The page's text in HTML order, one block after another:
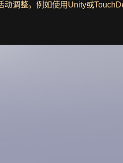
调整。例如使用Unity或